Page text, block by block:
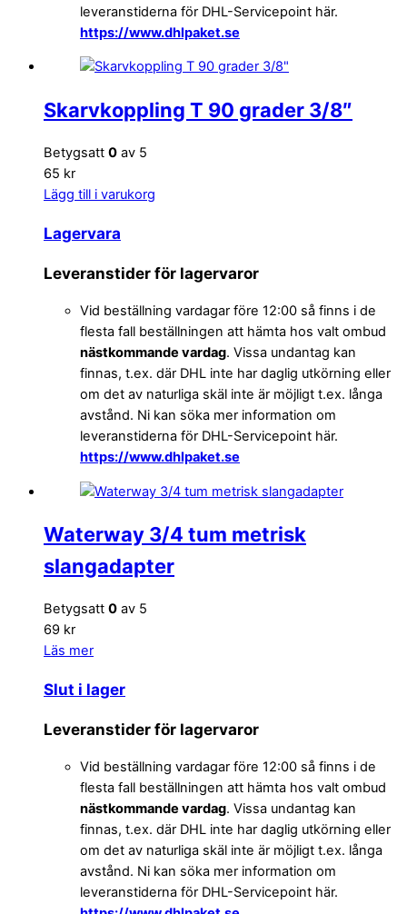
leveranstiderna för DHL-Servicepoint här.
https://www.dhlpaket.se
Skarvkoppling T 90 grader 3/8″
Betygsatt 0 av 5
65 kr
Lägg till i varukorg
Lagervara
Leveranstider för lagervaror
Vid beställning vardagar före 12:00 så finns i de
flesta fall beställningen att hämta hos valt ombud
nästkommande vardag. Vissa undantag kan
finnas, t.ex. där DHL inte har daglig utkörning eller
om det av naturliga skäl inte är möjligt t.ex. långa
avstånd. Ni kan söka mer information om
leveranstiderna för DHL-Servicepoint här.
https://www.dhlpaket.se
Waterway 3/4 tum metrisk
slangadapter
Betygsatt 0 av 5
69 kr
Läs mer
Slut i lager
Leveranstider för lagervaror
Vid beställning vardagar före 12:00 så finns i de
flesta fall beställningen att hämta hos valt ombud
nästkommande vardag. Vissa undantag kan
finnas, t.ex. där DHL inte har daglig utkörning eller
om det av naturliga skäl inte är möjligt t.ex. långa
avstånd. Ni kan söka mer information om
leveranstiderna för DHL-Servicepoint här.